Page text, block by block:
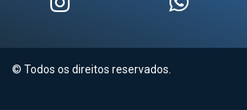
© Todos os direitos reservados.